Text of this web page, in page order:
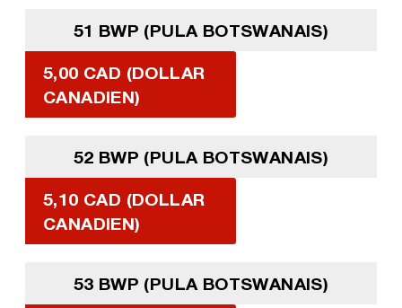
51 BWP (PULA BOTSWANAIS)
5,00 CAD (DOLLAR
CANADIEN)
52 BWP (PULA BOTSWANAIS)
5,10 CAD (DOLLAR
CANADIEN)
53 BWP (PULA BOTSWANAIS)